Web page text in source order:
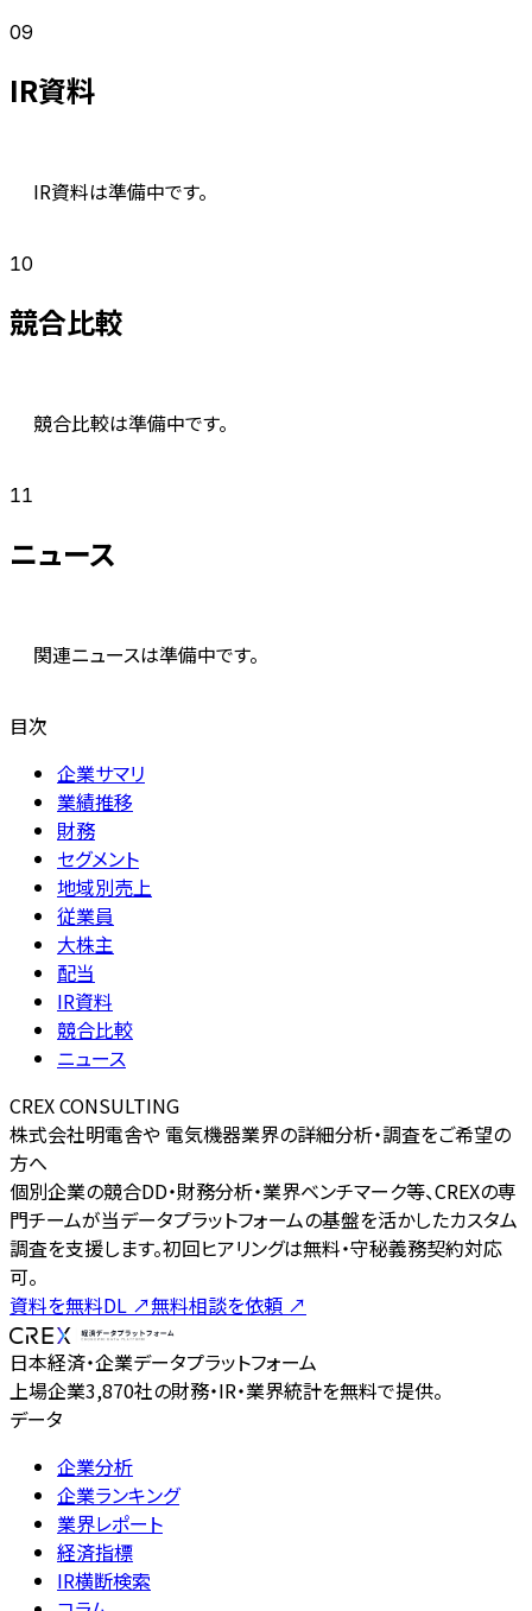
09
IR資料
IR資料は準備中です。
10
競合比較
競合比較は準備中です。
11
ニュース
関連ニュースは準備中です。
目次
企業サマリ
業績推移
財務
セグメント
地域別売上
従業員
大株主
配当
IR資料
競合比較
ニュース
CREX CONSULTING
株式会社明電舎や 電気機器業界の詳細分析・調査をご希望の
方へ
個別企業の競合DD・財務分析・業界ベンチマーク等、CREXの専
門チームが当データプラットフォームの基盤を活かしたカスタム
調査を支援します。初回ヒアリングは無料・守秘義務契約対応
可。
資料を無料DL ↗無料相談を依頼 ↗
日本経済・企業データプラットフォーム
上場企業3,870社の財務・IR・業界統計を無料で提供。
データ
企業分析
企業ランキング
業界レポート
経済指標
IR横断検索